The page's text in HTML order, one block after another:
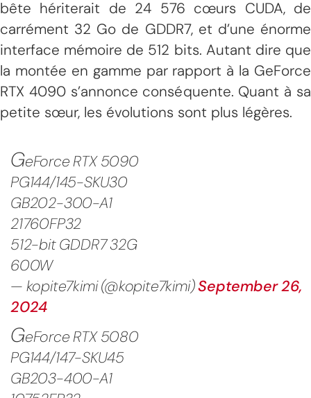
bête hériterait de 24 576 cœurs CUDA, de
carrément 32 Go de GDDR7, et d’une énorme
interface mémoire de 512 bits. Autant dire que
la montée en gamme par rapport à la GeForce
RTX 4090 s’annonce conséquente. Quant à sa
petite sœur, les évolutions sont plus légères.
GeForce RTX 5090
PG144/145-SKU30
GB202-300-A1
21760FP32
512-bit GDDR7 32G
600W
— kopite7kimi (@kopite7kimi)September 26,
2024
GeForce RTX 5080
PG144/147-SKU45
GB203-400-A1